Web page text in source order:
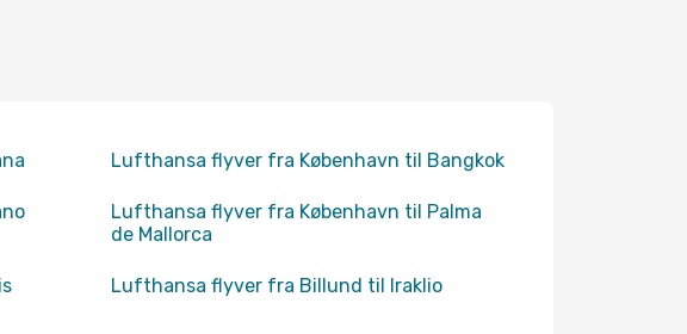
Lufthansa flyver fra København til Bangkok
Lufthansa flyver fra København til Palma
de Mallorca
Lufthansa flyver fra Billund til Iraklio